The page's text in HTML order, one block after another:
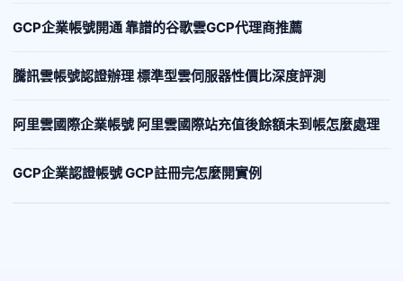
GCP企業帳號開通 靠譜的谷歌雲GCP代理商推薦
騰訊雲帳號認證辦理 標準型雲伺服器性價比深度評測
阿里雲國際企業帳號 阿里雲國際站充值後餘額未到帳怎麼處理
GCP企業認證帳號 GCP註冊完怎麼開實例